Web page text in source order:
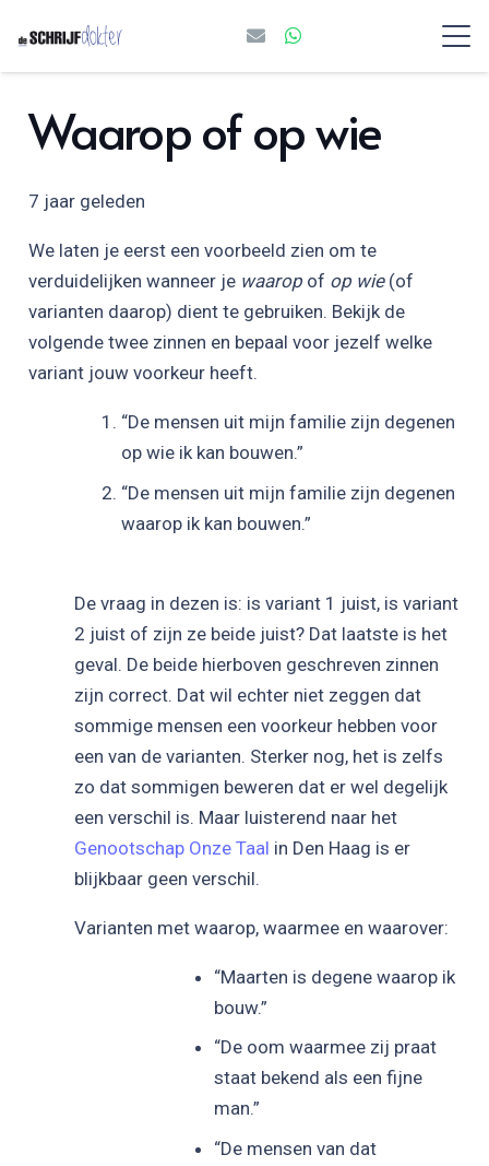
Waarop of op wie
7 jaar geleden
We laten je eerst een voorbeeld zien om te
verduidelijken wanneer je waaropof op wie(of
varianten daarop) dient te gebruiken. Bekijk de
volgende twee zinnen en bepaal voor jezelf welke
variant jouw voorkeur heeft.
“De mensen uit mijn familie zijn degenen
op wie ik kan bouwen.”
“De mensen uit mijn familie zijn degenen
waarop ik kan bouwen.”
De vraag in dezen is: is variant 1 juist, is variant
2 juist of zijn ze beide juist? Dat laatste is het
geval. De beide hierboven geschreven zinnen
zijn correct. Dat wil echter niet zeggen dat
sommige mensen een voorkeur hebben voor
een van de varianten. Sterker nog, het is zelfs
zo dat sommigen beweren dat er wel degelijk
een verschil is. Maar luisterend naar het
Genootschap Onze Taal in Den Haag is er
blijkbaar geen verschil.
Varianten met waarop, waarmee en waarover:
“Maarten is degene waarop ik
bouw.”
“De oom waarmee zij praat
staat bekend als een fijne
man.”
“De mensen van dat